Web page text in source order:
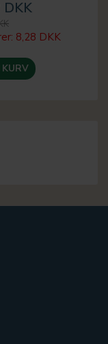
DKK
8,28 DKK